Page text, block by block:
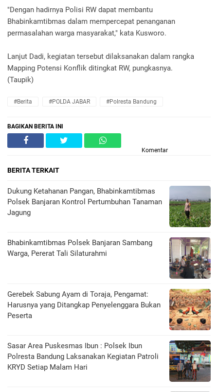
"Dengan hadirnya Polisi RW dapat membantu
Bhabinkamtibmas dalam mempercepat penanganan
permasalahan warga masyarakat," kata Kusworo.
Lanjut Dadi, kegiatan tersebut dilaksanakan dalam rangka
Mapping Potensi Konflik ditingkat RW, pungkasnya.
(Taupik)
#Berita #POLDA JABAR #Polresta Bandung
BAGIKAN BERITA INI
Komentar
BERITA TERKAIT
Dukung Ketahanan Pangan, Bhabinkamtibmas
Polsek Banjaran Kontrol Pertumbuhan Tanaman
Jagung
Bhabinkamtibmas Polsek Banjaran Sambang
Warga, Pererat Tali Silaturahmi
Gerebek Sabung Ayam di Toraja, Pengamat:
Harusnya yang Ditangkap Penyelenggara Bukan
Peserta
Sasar Area Puskesmas Ibun : Polsek Ibun
Polresta Bandung Laksanakan Kegiatan Patroli
KRYD Setiap Malam Hari